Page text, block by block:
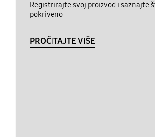
Registrirajte svoj proizvod i saznajte
pokriveno
PROČITAJTE VIŠE